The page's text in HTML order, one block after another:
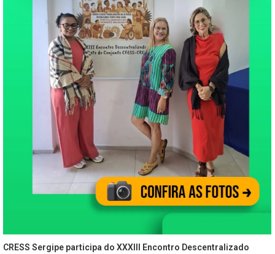
CRESS Sergipe participa do XXXIII Encontro Descentralizado